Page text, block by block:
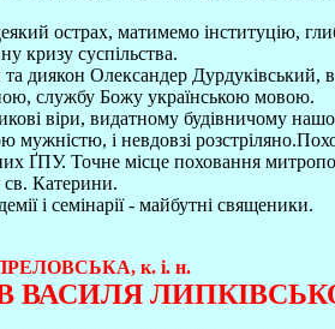
острах, матимемо інституцію,
кризу суспільства.
диякон Олександер Дурдуківський,
службу Божу українською мовою.
віри, видатному будівничому
і невдовзі
ҐПУ. Точне місце поховання
св. Катерини.
і семінарії - майбутні священики.
к. і. н.
ВАСИЛЯ